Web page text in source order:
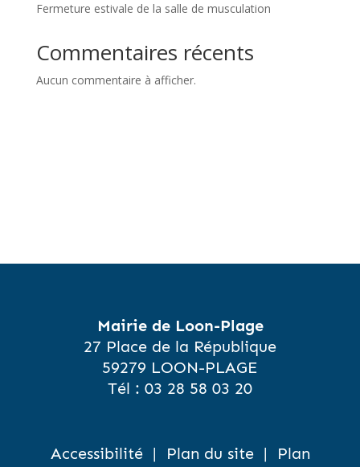
Fermeture estivale de la salle de musculation
Commentaires récents
Aucun commentaire à afficher.
Mairie de Loon-Plage
27 Place de la République
59279 LOON-PLAGE
Tél : 03 28 58 03 20
Accessibilité| Plan du site|
Plan